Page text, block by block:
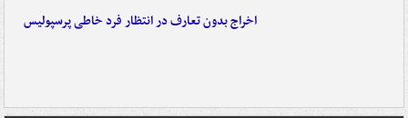
اخراج بدون تعارف در انتظار فرد خاطی پرسپولیس